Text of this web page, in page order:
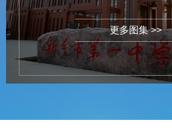
更多图集 >>